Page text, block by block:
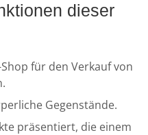
dieser
für den Verkauf von
Gegenstände.
präsentiert, die einem